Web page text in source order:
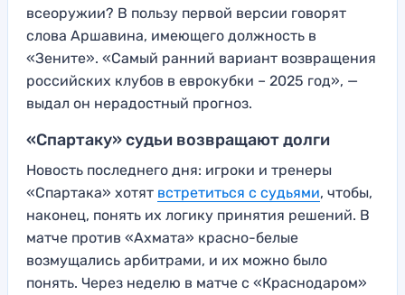
всеоружии? В пользу первой версии говорят
слова Аршавина, имеющего должность в
«Зените». «Самый ранний вариант возвращения
российских клубов в еврокубки – 2025 год», —
выдал он нерадостный прогноз.
«Спартаку» судьи возвращают долги
Новость последнего дня: игроки и тренеры
«Спартака» хотят встретиться с судьями, чтобы,
наконец, понять их логику принятия решений. В
матче против «Ахмата» красно-белые
возмущались арбитрами, и их можно было
понять. Через неделю в матче с «Краснодаром»